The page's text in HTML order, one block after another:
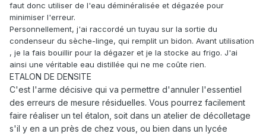
faut donc utiliser de l'eau déminéralisée et dégazée pour
minimiser l'erreur.
Personnellement, j'ai raccordé un tuyau sur la sortie du
condenseur du sèche-linge, qui remplit un bidon. Avant utilisation
, je la fais bouillir pour la dégazer et je la stocke au frigo. J'ai
ainsi une véritable eau distillée qui ne me coûte rien.
ETALON DE DENSITE
C'est l'arme décisive qui va permettre d'annuler l'essentiel
des erreurs de mesure résiduelles. Vous pourrez facilement
faire réaliser un tel étalon, soit dans un atelier de décolletage
s'il y en a un près de chez vous, ou bien dans un lycée